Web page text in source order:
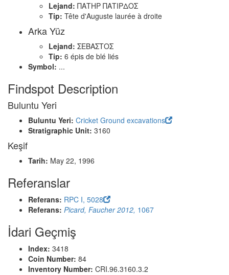
Lejand: ΠΑΤΗΡ ΠΑΤΙΡΔΟΣ
Tip: Tête d'Auguste laurée à droite
Arka Yüz
Lejand: ΣΕΒΑΣΤΟΣ
Tip: 6 épis de blé liés
Symbol: ...
Findspot Description
Buluntu Yeri
Buluntu Yeri: Cricket Ground excavations
Stratigraphic Unit: 3160
Keşif
Tarih: May 22, 1996
Referanslar
Referans: RPC I, 5028
Referans: Picard, Faucher 2012, 1067
İdari Geçmiş
Index: 3418
Coin Number: 84
Inventory Number: CRI.96.3160.3.2